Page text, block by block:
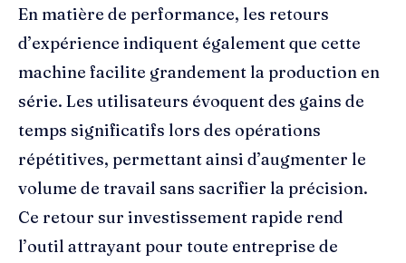
En matière de performance, les retours
d’expérience indiquent également que cette
machine facilite grandement la production en
série. Les utilisateurs évoquent des gains de
temps significatifs lors des opérations
répétitives, permettant ainsi d’augmenter le
volume de travail sans sacrifier la précision.
Ce retour sur investissement rapide rend
l’outil attrayant pour toute entreprise de